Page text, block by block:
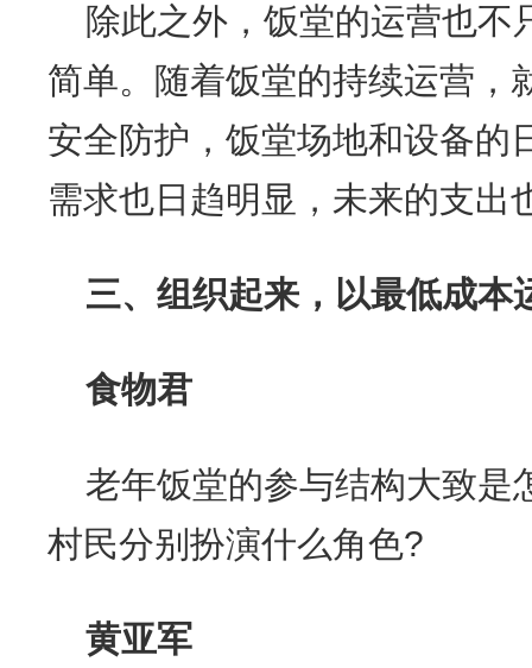
除此之外，饭堂的运营也不
简单。随着饭堂的持续运营，
安全防护，饭堂场地和设备的
需求也日趋明显，未来的支出
三、 组织起来，以最低成本
食物君
老年饭堂的参与结构大致是
村民分别扮演什么角色?
黄亚军